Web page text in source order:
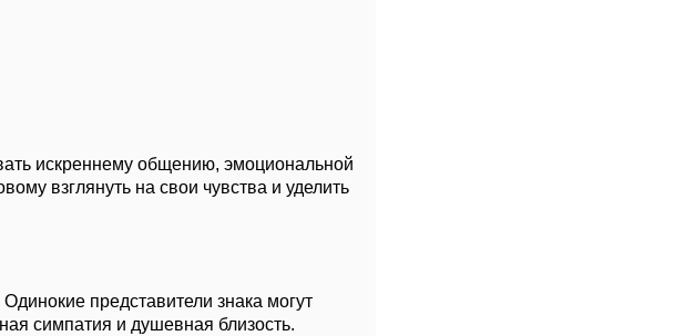
искреннему общению, эмоциональной
взглянуть на свои чувства и уделить
представители знака могут
симпатия и душевная близость.